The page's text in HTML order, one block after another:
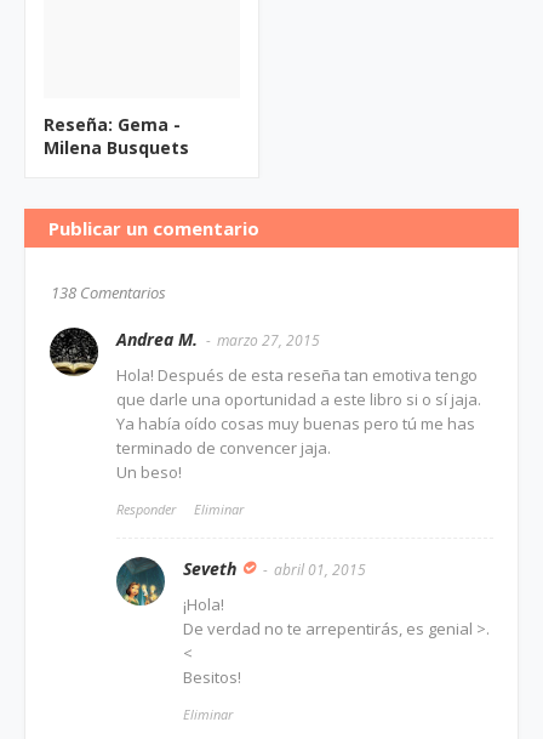
Reseña: Gema -
Milena Busquets
Publicar un comentario
138 Comentarios
Andrea M. marzo 27, 2015
Hola! Después de esta reseña tan emotiva tengo
que darle una oportunidad a este libro si o sí jaja.
Ya había oído cosas muy buenas pero tú me has
terminado de convencer jaja.
Un beso!
Responder Eliminar
Seveth abril 01, 2015
¡Hola!
De verdad no te arrepentirás, es genial >.
<
Besitos!
Eliminar